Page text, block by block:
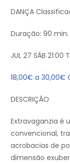
DANÇA
Duração: 90 min.
JUL 27 SÁB
18,00€ a 30,00€
DESCRIÇÃO
Extravaganzia é
convencional,
acrobacias de
dimensão